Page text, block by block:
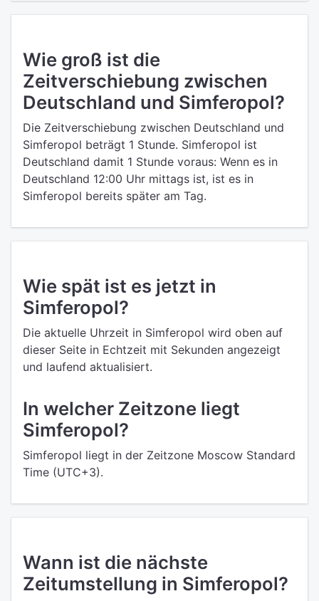
Wie groß ist die
Zeitverschiebung zwischen
Deutschland und Simferopol?
Die Zeitverschiebung zwischen Deutschland und
Simferopol beträgt 1 Stunde. Simferopol ist
Deutschland damit 1 Stunde voraus: Wenn es in
Deutschland 12:00 Uhr mittags ist, ist es in
Simferopol bereits später am Tag.
Wie spät ist es jetzt in
Simferopol?
Die aktuelle Uhrzeit in Simferopol wird oben auf
dieser Seite in Echtzeit mit Sekunden angezeigt
und laufend aktualisiert.
In welcher Zeitzone liegt
Simferopol?
Simferopol liegt in der Zeitzone Moscow Standard
Time (UTC+3).
Wann ist die nächste
Zeitumstellung in Simferopol?